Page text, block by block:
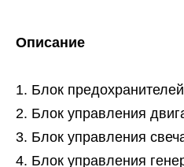
Описание
Блок
Блок управления
Блок управления
Блок управления